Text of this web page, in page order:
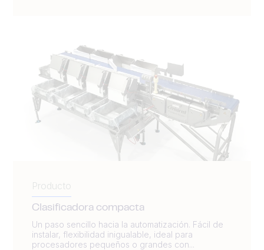
Producto
Clasificadora compacta
Un paso sencillo hacia la automatización. Fácil de
instalar, flexibilidad inigualable, ideal para
procesadores pequeños o grandes con...